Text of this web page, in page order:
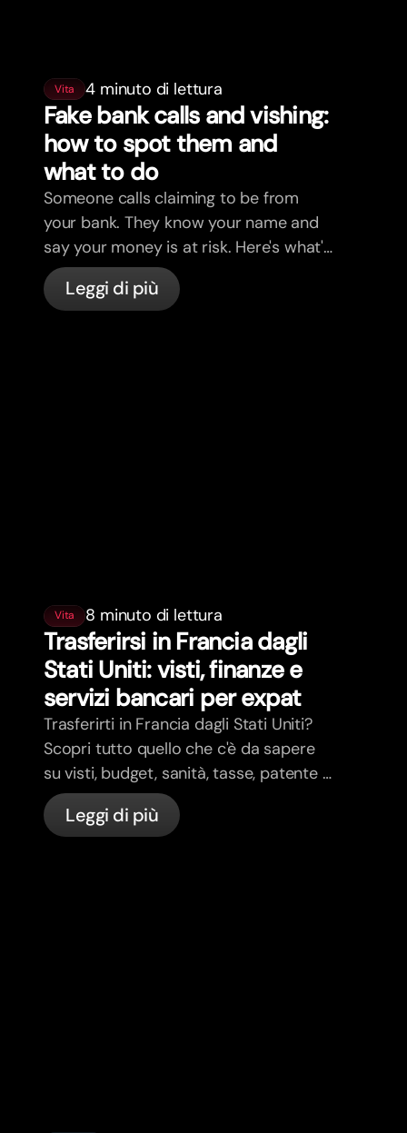
Vita 4 minuto di lettura
Fake bank calls and vishing:
how to spot them and
what to do
Someone calls claiming to be from
your bank. They know your name and
say your money is at risk. Here's what's
actually happening, and what to do.
Leggi di più
Vita 8 minuto di lettura
Trasferirsi in Francia dagli
Stati Uniti: visti, finanze e
servizi bancari per expat
Trasferirti in Francia dagli Stati Uniti?
Scopri tutto quello che c'è da sapere
su visti, budget, sanità, tasse, patente e
servizi bancari per expat in Francia con
bunq.Leggi di più